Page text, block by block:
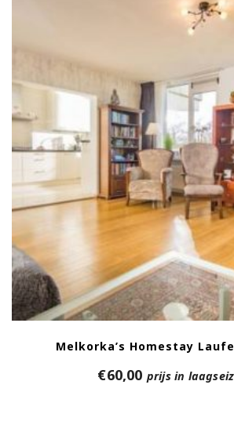
Melkorka’s Homestay
€60,00 prijs in